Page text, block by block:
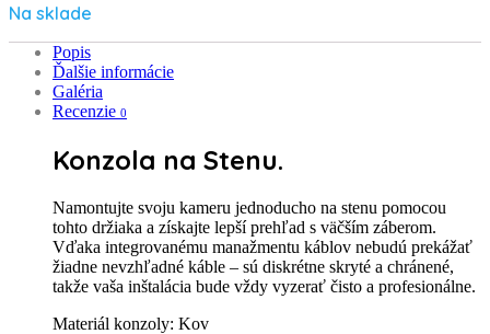
Na sklade
Popis
Ďalšie informácie
Galéria
Recenzie 0
Konzola na Stenu.
Namontujte svoju kameru jednoducho na stenu pomocou
tohto držiaka a získajte lepší prehľad s väčším záberom.
Vďaka integrovanému manažmentu káblov nebudú prekážať
žiadne nevzhľadné káble – sú diskrétne skryté a chránené,
takže vaša inštalácia bude vždy vyzerať čisto a profesionálne.
Materiál konzoly: Kov